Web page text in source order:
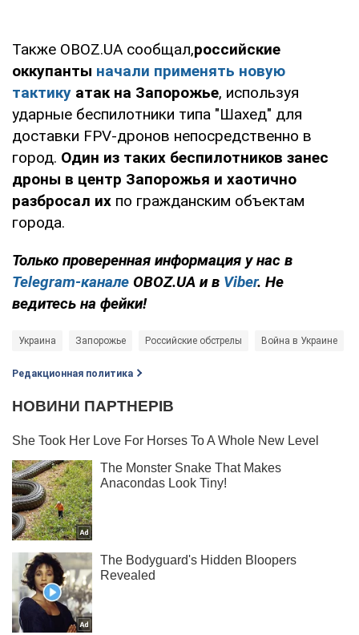
Также OBOZ.UA сообщал,российские
оккупанты начали применять новую
тактику атак на Запорожье, используя
ударные беспилотники типа "Шахед" для
доставки FPV-дронов непосредственно в
город. Один из таких беспилотников занес
дроны в центр Запорожья и хаотично
разбросал их по гражданским объектам
города.
Только проверенная информация у нас в
Telegram-канале OBOZ.UA и в Viber. Не
ведитесь на фейки!
Украина Запорожье Российские обстрелы Война в Украине
Редакционная политика